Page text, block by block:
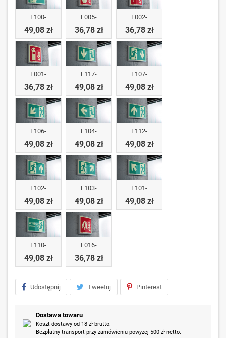
E100-
49,08 zł
F005-
36,78 zł
F002-
36,78 zł
F001-
36,78 zł
E117-
49,08 zł
E107-
49,08 zł
E106-
49,08 zł
E104-
49,08 zł
E112-
49,08 zł
E102-
49,08 zł
E103-
49,08 zł
E101-
49,08 zł
E110-
49,08 zł
F016-
36,78 zł
Udostępnij Tweetuj Pinterest
Dostawa towaru
Koszt dostawy od 18 zł brutto.
Bezpłatny transport przy zamówieniu powyżej 500 zł netto.